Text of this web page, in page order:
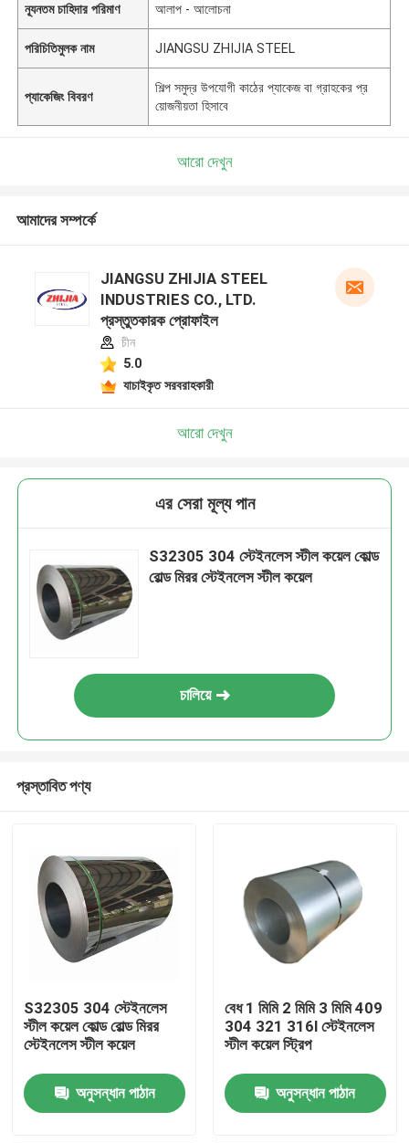
ন্যূনতম চাহিদার পরিমাণ আলাপ - আলোচনা
পরিচিতিমুলক নাম JIANGSU ZHIJIA STEEL
প্যাকেজিং বিবরণ
শিল্প সমুদ্র উপযোগী কাঠের প্যাকেজ বা গ্রাহকের প্র
য়োজনীয়তা হিসাবে
আরো দেখুন
আমাদের সম্পর্কে
JIANGSU ZHIJIA STEEL
INDUSTRIES CO., LTD.
প্রস্তুতকারক প্রোফাইল
চীন
5.0
যাচাইকৃত সরবরাহকারী
আরো দেখুন
এর সেরা মূল্য পান
S32305 304 স্টেইনলেস স্টীল কয়েল কোল্ড
রোল্ড মিরর স্টেইনলেস স্টীল কয়েল
চালিয়ে
প্রস্তাবিত পণ্য
S32305 304 স্টেইনলেস
স্টীল কয়েল কোল্ড রোল্ড মিরর
স্টেইনলেস স্টীল কয়েল
অনুসন্ধান পাঠান
বেধ 1 মিমি 2 মিমি 3 মিমি 409
304 321 316l স্টেইনলেস
স্টীল কয়েল স্ট্রিপ
অনুসন্ধান পাঠান